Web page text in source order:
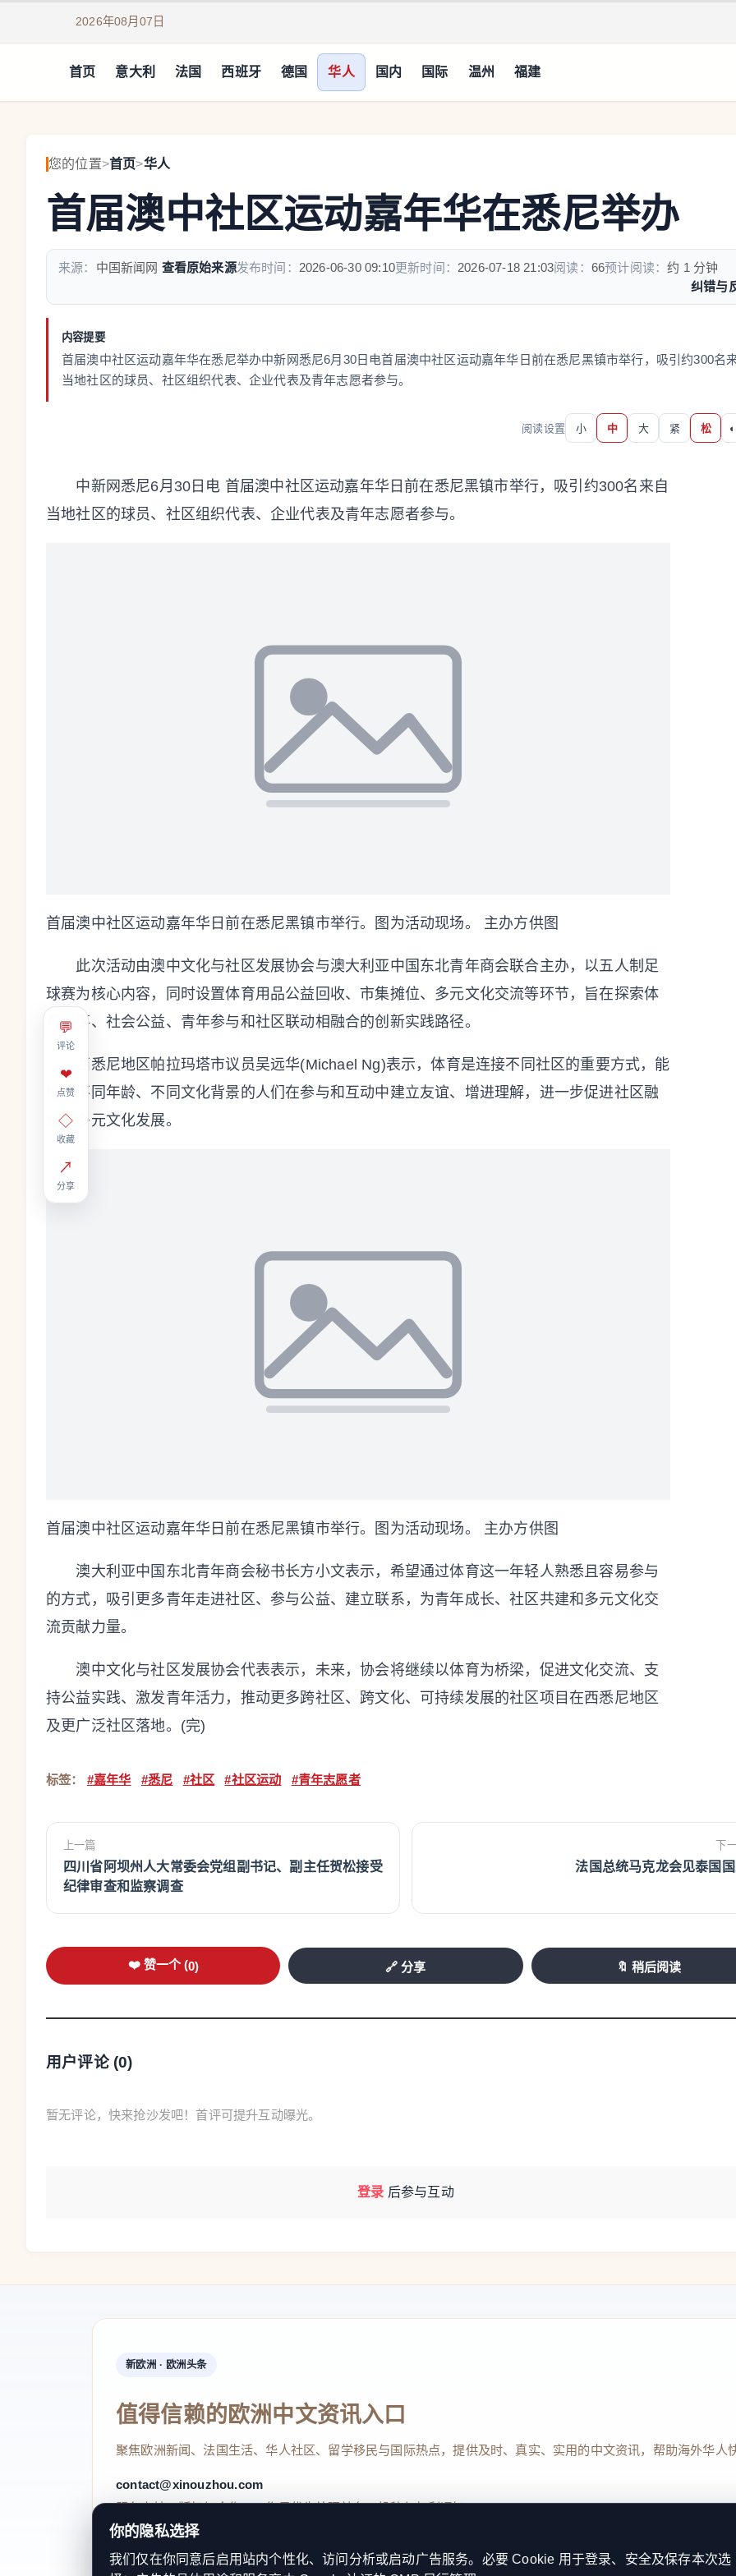
2026年08月07日
首页 意大利 法国 西班牙 德国 华人 国内 国际 温州 福建
您的位置>首页>华人
首届澳中社区运动嘉年华在悉尼举办
来源： 中国新闻网 查看原始来源发布时间： 2026-06-30 09:10更新时间： 2026-07-18 21:03阅读： 66预计阅读：约 1 分钟
纠错与
内容提要
首届澳中社区运动嘉年华在悉尼举办中新网悉尼6月30日电首届澳中社区运动嘉年华日前在悉尼黑镇市举行，吸引约300名
当地社区的球员、社区组织代表、企业代表及青年志愿者参与。
阅读设置 小 中 大 紧 松 ◐
💬
评论
❤
点赞
◇
收藏
↗
分享
中新网悉尼6月30日电 首届澳中社区运动嘉年华日前在悉尼黑镇市举行，吸引约300名来自
当地社区的球员、社区组织代表、企业代表及青年志愿者参与。
首届澳中社区运动嘉年华日前在悉尼黑镇市举行。图为活动现场。 主办方供图
此次活动由澳中文化与社区发展协会与澳大利亚中国东北青年商会联合主办，以五人制足
球赛为核心内容，同时设置体育用品公益回收、市集摊位、多元文化交流等环节，旨在探索体
育赛事、社会公益、青年参与和社区联动相融合的创新实践路径。
西悉尼地区帕拉玛塔市议员吴远华(Michael Ng)表示，体育是连接不同社区的重要方式，能
够让不同年龄、不同文化背景的人们在参与和互动中建立友谊、增进理解，进一步促进社区融
合与多元文化发展。
首届澳中社区运动嘉年华日前在悉尼黑镇市举行。图为活动现场。 主办方供图
澳大利亚中国东北青年商会秘书长方小文表示，希望通过体育这一年轻人熟悉且容易参与
的方式，吸引更多青年走进社区、参与公益、建立联系，为青年成长、社区共建和多元文化交
流贡献力量。
澳中文化与社区发展协会代表表示，未来，协会将继续以体育为桥梁，促进文化交流、支
持公益实践、激发青年活力，推动更多跨社区、跨文化、可持续发展的社区项目在西悉尼地区
及更广泛社区落地。(完)
标签： #嘉年华 #悉尼 #社区 #社区运动 #青年志愿者
上一篇
四川省阿坝州人大常委会党组副书记、副主任贺松接受
纪律审查和监察调查
下
法国总统马克龙会见泰国
❤️ 赞一个 (0) 🔗 分享 🔖 稍后阅读
用户评论 (0)
暂无评论，快来抢沙发吧！首评可提升互动曝光。
登录 后参与互动
新欧洲 · 欧洲头条
值得信赖的欧洲中文资讯入口
聚焦欧洲新闻、法国生活、华人社区、留学移民与国际热点，提供及时、真实、实用的中文资讯，帮助海外华人
contact@xinouzhou.com
服务支持、版权与合作：工作日优先处理站务、投稿与权利通知
你的隐私选择
我们仅在你同意后启用站内个性化、访问分析或启动广告服务。必要 Cookie 用于登录、安全及保存本次选